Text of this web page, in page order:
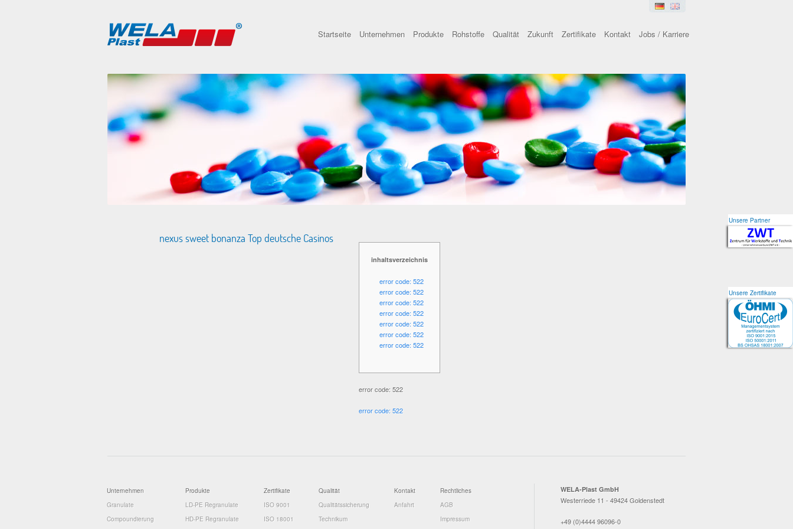
Startseite Unternehmen Produkte Rohstoffe Qualität Zukunft Zertifikate Kontakt Jobs / Karriere
nexus sweet bonanza Top deutsche Casinos
inhaltsverzeichnis
error code: 522
error code: 522
error code: 522
error code: 522
error code: 522
error code: 522
error code: 522
error code: 522
error code: 522
Unsere Partner
Unsere Zertifikate
Unsere Partner
Unsere Zertifikate
Unternehmen
Granulate
Compoundierung
Produkte
LD-PE Regranulate
HD-PE Regranulate
Zertifikate
ISO 9001
ISO 18001
Qualität
Qualitätssicherung
Technikum
Kontakt
Anfahrt
Rechtliches
AGB
Impressum
WELA-Plast GmbH
Westerriede 11 - 49424 Goldenstedt
+49 (0)4444 96096-0